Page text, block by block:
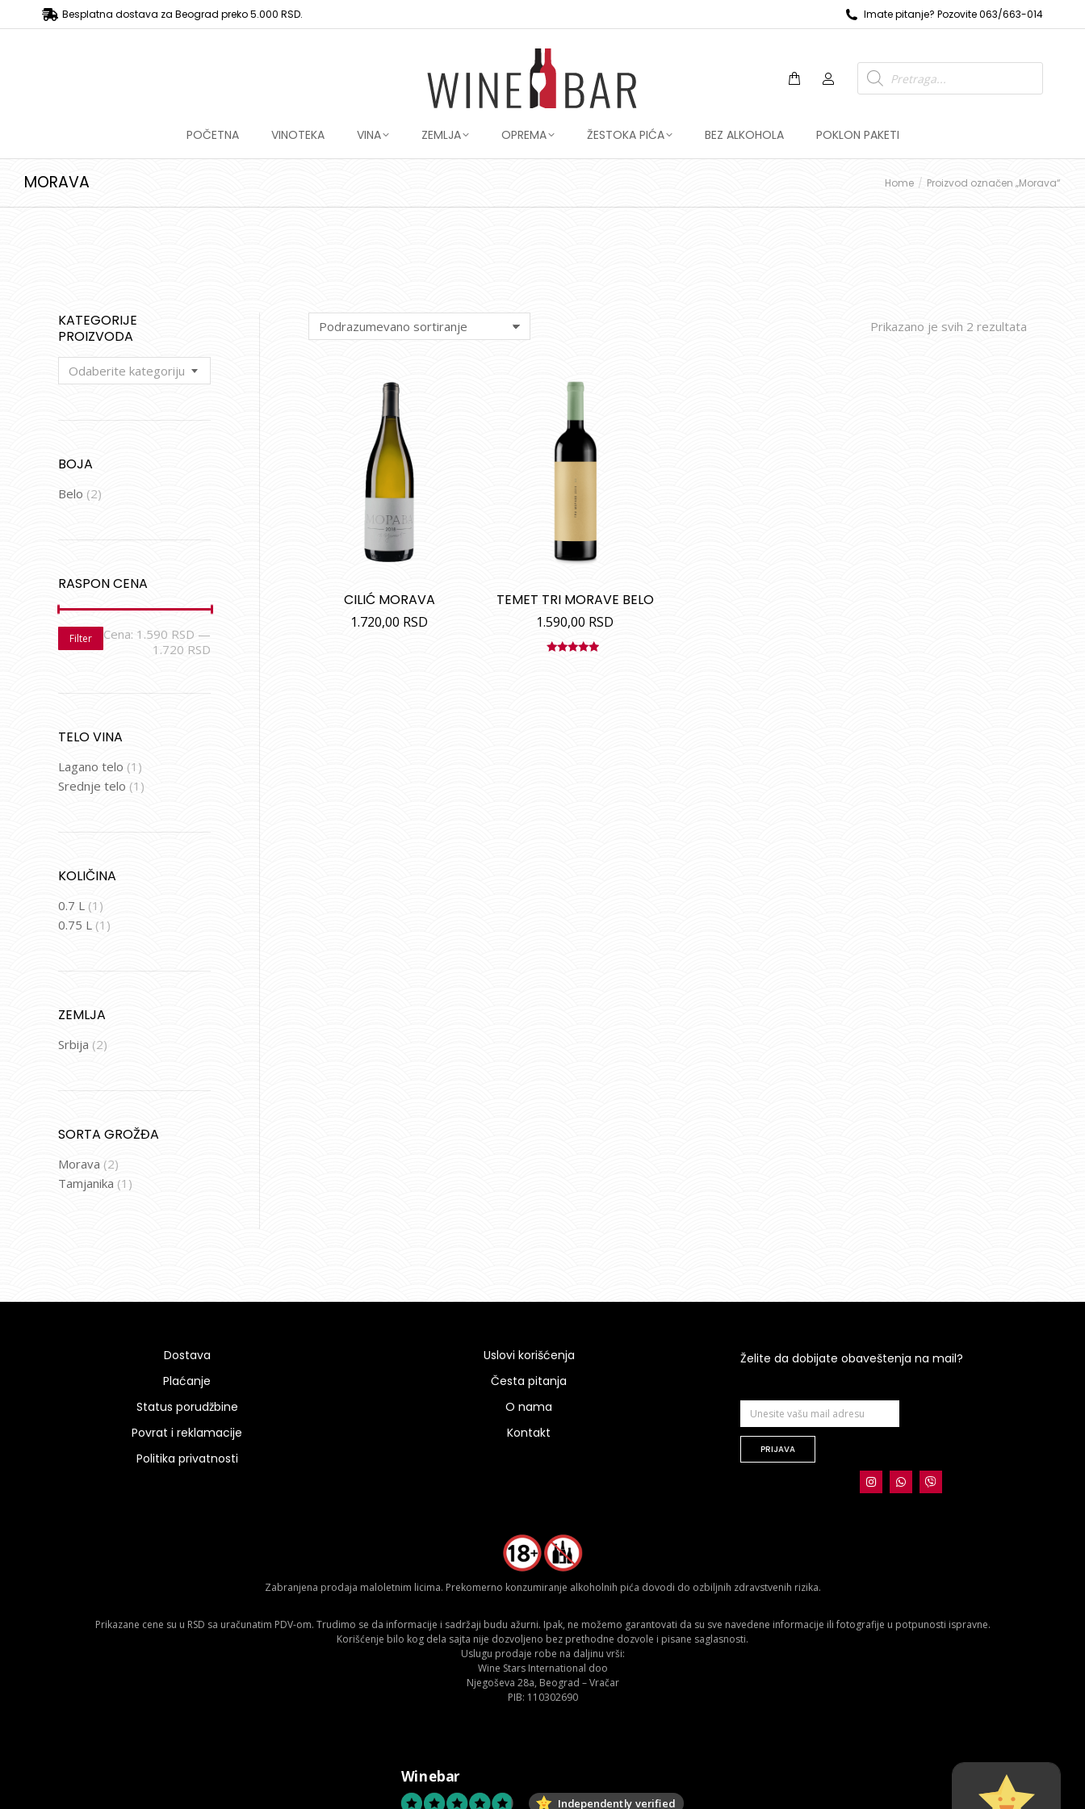
Besplatna dostava za Beograd preko 5.000 RSD. Imate pitanje? Pozovite 063/663-014
POČETNA VINOTEKA VINA ZEMLJA OPREMA ŽESTOKA PIĆA BEZ ALKOHOLA POKLON PAKETI
MORAVA Home Proizvod označen „Morava“
Prikazano je svih 2 rezultata
CILIĆ MORAVA
1.720,00 RSD
TEMET TRI MORAVE BELO
1.590,00 RSD
KATEGORIJE
PROIZVODA
Odaberite kategoriju
BOJA
Belo (2)
RASPON CENA
Filter Cena: 1.590 RSD —
1.720 RSD
TELO VINA
Lagano telo (1)
Srednje telo (1)
KOLIČINA
0.7 L (1)
0.75 L (1)
ZEMLJA
Srbija (2)
SORTA GROŽĐA
Morava (2)
Tamjanika (1)
Dostava
Plaćanje
Status porudžbine
Povrat i reklamacije
Politika privatnosti
Uslovi korišćenja
Česta pitanja
O nama
Kontakt
Želite da dobijate obaveštenja na mail?
PRIJAVA
Zabranjena prodaja maloletnim licima. Prekomerno konzumiranje alkoholnih pića dovodi do ozbiljnih zdravstvenih rizika.
Prikazane cene su u RSD sa uračunatim PDV-om. Trudimo se da informacije i sadržaji budu ažurni. Ipak, ne možemo garantovati da su sve navedene informacije ili fotografije u potpunosti ispravne.
Korišćenje bilo kog dela sajta nije dozvoljeno bez prethodne dozvole i pisane saglasnosti.
Uslugu prodaje robe na daljinu vrši:
Wine Stars International doo
Njegoševa 28a, Beograd – Vračar
PIB: 110302690
Winebar
Independently verified